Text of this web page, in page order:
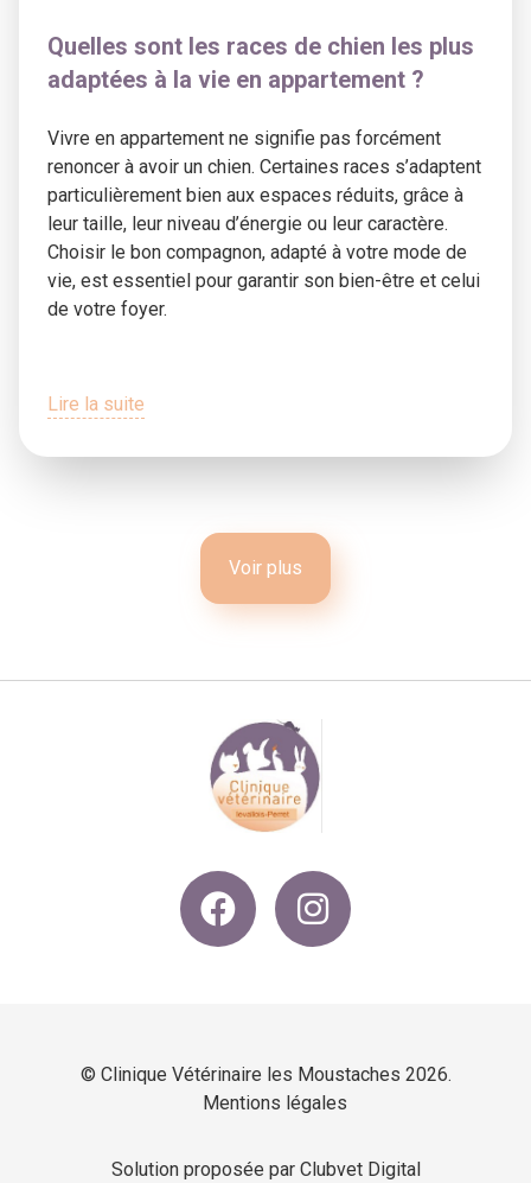
Quelles sont les races de chien les plus
adaptées à la vie en appartement ?
Vivre en appartement ne signifie pas forcément
renoncer à avoir un chien. Certaines races s’adaptent
particulièrement bien aux espaces réduits, grâce à
leur taille, leur niveau d’énergie ou leur caractère.
Choisir le bon compagnon, adapté à votre mode de
vie, est essentiel pour garantir son bien-être et celui
de votre foyer.
Lire la suite
Voir plus
© Clinique Vétérinaire les Moustaches 2026.
Mentions légales
Solution proposée par Clubvet Digital